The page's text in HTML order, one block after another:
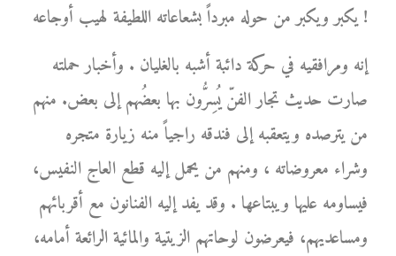
يكبر ويكبر من حوله مبرداً بشعاعاته اللطيفة لهيب أوجاعه !
إنه ومرافقيه في حركة دائبة أشبه بالغليان . وأخبار حملته
صارت حديث تجار الفنّ يُسِرُّون بها بعضُهم إلى بعض. منهم
من يترصده ويتعقبه إلى فندقه راجياً منه زيارة متجره
وشراء معروضاته ، ومنهم من يحمل إليه قطع العاج النفيس،
فيساومه عليها ويبتاعها . وقد يفد إليه الفنانون مع أقربائهم
ومساعديهم، فيعرضون لوحاتهم الزيتية والمائية الرائعة أمامه،